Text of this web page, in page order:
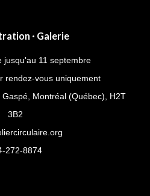
· Galerie
jusqu'au 11 septembre
rendez-vous uniquement
Montréal (Québec), H2T
3B2
272-8874